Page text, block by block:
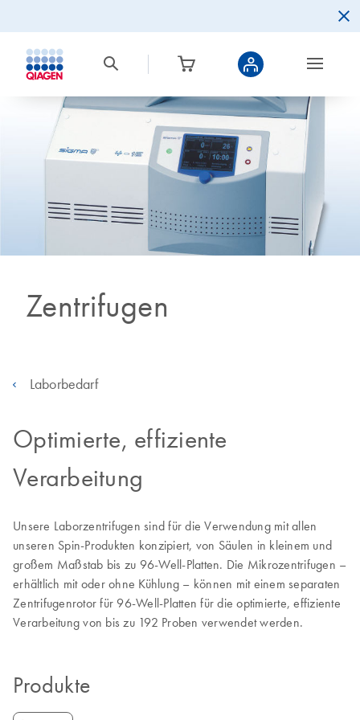
Zentrifugen
Laborbedarf
Optimierte, effiziente
Verarbeitung
Unsere Laborzentrifugen sind für die Verwendung mit allen
unseren Spin-Produkten konzipiert, von Säulen in kleinem und
großem Maßstab bis zu 96-Well-Platten. Die Mikrozentrifugen –
erhältlich mit oder ohne Kühlung – können mit einem separaten
Zentrifugenrotor für 96-Well-Platten für die optimierte, effiziente
Verarbeitung von bis zu 192 Proben verwendet werden.
Produkte